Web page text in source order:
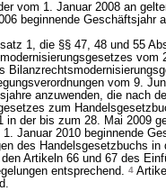
vom 1. Januar 2008 an
beginnende Geschäftsjahr
1, die §§ 47, 48 und 55
vom 9.
anzuwenden, die nach
zum
in der bis zum 28. Mai 2009
Januar 2010 beginnende
des Handelsgesetzbuchs
Artikeln 66 und 67 des
entsprechend. 4